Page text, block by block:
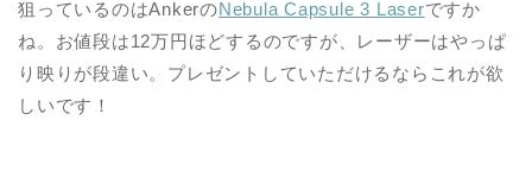
狙っているのはAnkerのNebula Capsule 3 Laserですか
ね。お値段は12万円ほどするのですが、レーザーはやっぱ
り映りが段違い。プレゼントしていただけるならこれが欲
しいです！